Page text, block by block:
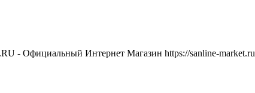
- Официальный Интернет Магазин https://sanline-market.ru